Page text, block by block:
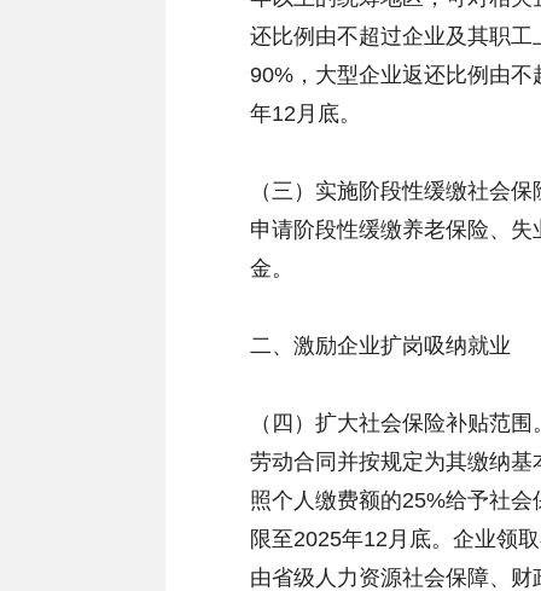
还比例由不超过企业及其职
90%，大型企业返还比例由
年12月底。
（三）实施阶段性缓缴社会
申请阶段性缓缴养老保险、
金。
二、激励企业扩岗吸纳就业
（四）扩大社会保险补贴范
劳动合同并按规定为其缴纳
照个人缴费额的25%给予社
限至2025年12月底。企业领
由省级人力资源社会保障、